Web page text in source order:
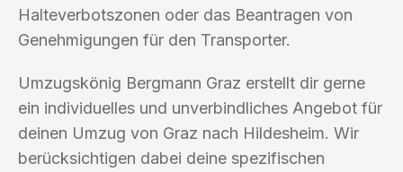
Halteverbotszonen oder das Beantragen von
Genehmigungen für den Transporter.
Umzugskönig Bergmann Graz erstellt dir gerne
ein individuelles und unverbindliches Angebot für
deinen Umzug von Graz nach Hildesheim. Wir
berücksichtigen dabei deine spezifischen